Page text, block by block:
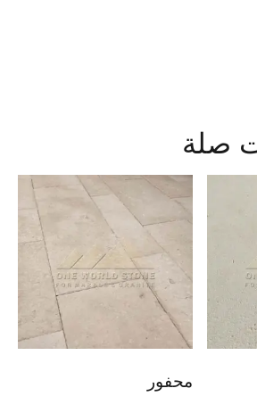
صلة
محفور